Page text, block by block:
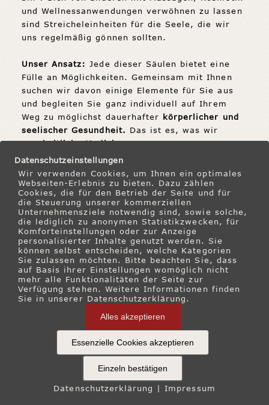
und Wellnessanwendungen verwöhnen zu lassen
sind Streicheleinheiten für die Seele, die wir
uns regelmäßig gönnen sollten.
Unser Ansatz:Jede dieser Säulen bietet eine
Fülle an Möglichkeiten. Gemeinsam mit Ihnen
suchen wir davon einige Elemente für Sie aus
und begleiten Sie ganz individuell auf Ihrem
Weg zu möglichst dauerhafter körperlicher und
seelischer Gesundheit. Das ist es, was wir
ganzheitliche Medizinnennen.
Freude am Leben und an der Arbeit, gute soziale
Kontakte und Lebensbegleiter, die uns nähren –
das wünschen wir Ihnen und uns selbst
gleichermaßen und freuen uns auf die Arbeit mit
Ihnen. Lesen Sie hierzu auch dieVision von Dr.
Villingerund den Newsletter vom 01.01.2025
überLebensbegleiter.
Und wenn Sie mögen, lesen Sie gerne die
Historie, wie sich diese Praxisphilosophie über
viele Jahre entwickelt hat.
© 2002 - 2026 Dr. Thomas Villinger |
DATENSCHUTZERKLÄRUNG
Datenschutzeinstellungen
Wir verwenden Cookies, um Ihnen ein optimales
Webseiten-Erlebnis zu bieten. Dazu zählen
Cookies, die für den Betrieb der Seite und für
die Steuerung unserer kommerziellen
Unternehmensziele notwendig sind, sowie solche,
die lediglich zu anonymen Statistikzwecken, für
Komforteinstellungen oder zur Anzeige
personalisierter Inhalte genutzt werden. Sie
können selbst entscheiden, welche Kategorien
Sie zulassen möchten. Bitte beachten Sie, dass
auf Basis ihrer Einstellungen womöglich nicht
mehr alle Funktionalitäten der Seite zur
Verfügung stehen. Weitere Informationen finden
Sie in unserer Datenschutzerklärung.
Alles akzeptieren
Essenzielle Cookies akzeptieren
Einzeln bestätigen
Datenschutzerklärung | Impressum